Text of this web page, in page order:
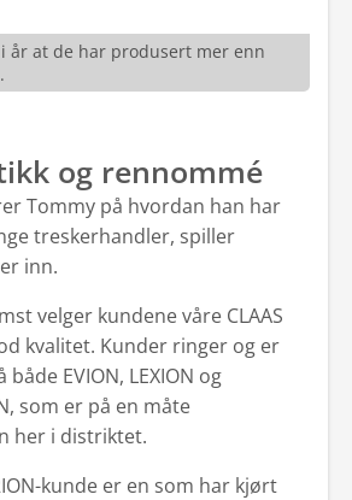
i år at de har produsert mer enn
og rennommé
Tommy på hvordan han har
treskerhandler, spiller
inn.
velger kundene våre CLAAS
kvalitet. Kunder ringer og er
EVION, LEXION og
som er på en måte
her i distriktet.
kunde er en som har kjørt